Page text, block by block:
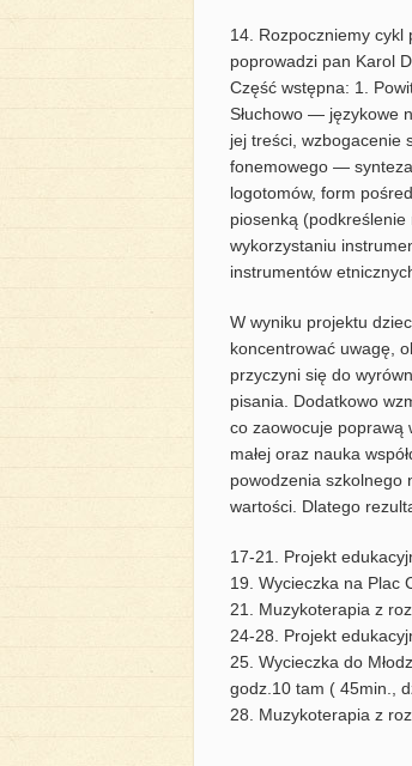
14. Rozpoczniemy cykl
poprowadzi pan Karol
Część wstępna: 1.
Słuchowo — językowe
jej treści, wzbogacenie
fonemowego — synteza
logotomów, form
piosenką
wykorzystaniu
instrumentów
W wyniku projektu
koncentrować uwagę,
przyczyni się do
pisania. Dodatkowo
co zaowocuje poprawą
małej oraz nauka
powodzenia szkolnego
wartości. Dlatego
17-21. Projekt
19. Wycieczka na Plac
21. Muzykoterapia z
24-28. Projekt
25. Wycieczka do
godz.10 tam ( 45min.,
28. Muzykoterapia z